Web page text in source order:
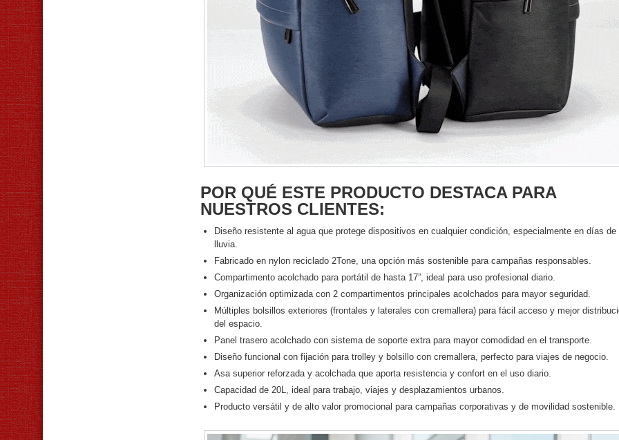
POR QUÉ ESTE PRODUCTO DESTACA PARA
NUESTROS CLIENTES:
Diseño resistente al agua que protege dispositivos en cualquier condición, especialmente en días de
lluvia.
Fabricado en nylon reciclado 2Tone, una opción más sostenible para campañas responsables.
Compartimento acolchado para portátil de hasta 17”, ideal para uso profesional diario.
Organización optimizada con 2 compartimentos principales acolchados para mayor seguridad.
Múltiples bolsillos exteriores (frontales y laterales con cremallera) para fácil acceso y mejor
del espacio.
Panel trasero acolchado con sistema de soporte extra para mayor comodidad en el transporte.
Diseño funcional con fijación para trolley y bolsillo con cremallera, perfecto para viajes de negocio.
Asa superior reforzada y acolchada que aporta resistencia y confort en el uso diario.
Capacidad de 20L, ideal para trabajo, viajes y desplazamientos urbanos.
Producto versátil y de alto valor promocional para campañas corporativas y de movilidad sostenible.